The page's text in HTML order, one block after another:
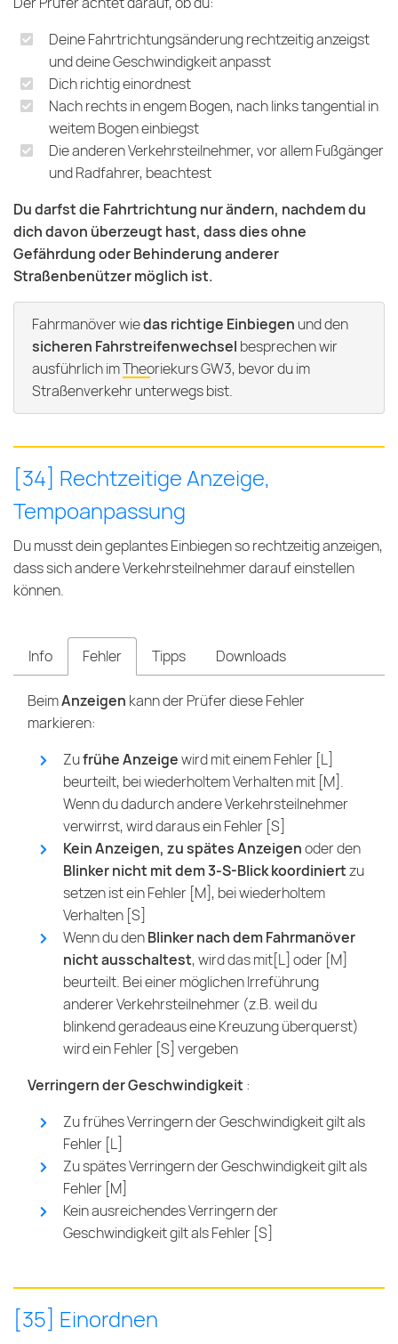
Deine Fahrtrichtungsänderung rechtzeitig anzeigst
und deine Geschwindigkeit anpasst
Dich richtig einordnest
Nach rechts in engem Bogen, nach links tangential in
weitem Bogen einbiegst
Die anderen Verkehrsteilnehmer, vor allem Fußgänger
und Radfahrer, beachtest
Du darfst die Fahrtrichtung nur ändern, nachdem du
dich davon überzeugt hast, dass dies ohne
Gefährdung oder Behinderung anderer
Straßenbenützer möglich ist.
Fahrmanöver wiedas richtige Einbiegen und den
sicheren Fahrstreifenwechsel besprechen wir
ausführlich imTheoriekurs GW3, bevor du im
Straßenverkehr unterwegs bist.
[34] Rechtzeitige Anzeige,
Tempoanpassung
Du musst dein geplantes Einbiegen so rechtzeitig anzeigen,
dass sich andere Verkehrsteilnehmer darauf einstellen
können.
Info Fehler Tipps Downloads
BeimAnzeigen kann der Prüfer diese Fehler
markieren:
Zufrühe Anzeigewird mit einem Fehler [L]
beurteilt, bei wiederholtem Verhalten mit [M].
Wenn du dadurch andere Verkehrsteilnehmer
verwirrst, wird daraus ein Fehler [S]
Kein Anzeigen, zu spätes Anzeigenoder den
Blinker nicht mit dem 3-S-Blick koordiniertzu
setzen ist ein Fehler [M], bei wiederholtem
Verhalten [S]
Wenn du denBlinker nach dem Fahrmanöver
nicht ausschaltest, wird das mit[L] oder [M]
beurteilt. Bei einer möglichen Irreführung
anderer Verkehrsteilnehmer (z.B. weil du
blinkend geradeaus eine Kreuzung überquerst)
wird ein Fehler [S] vergeben
Verringern der Geschwindigkeit :
Zu frühes Verringern der Geschwindigkeit gilt als
Fehler [L]
Zu spätes Verringern der Geschwindigkeit gilt als
Fehler [M]
Kein ausreichendes Verringern der
Geschwindigkeit gilt als Fehler [S]
[35] Einordnen